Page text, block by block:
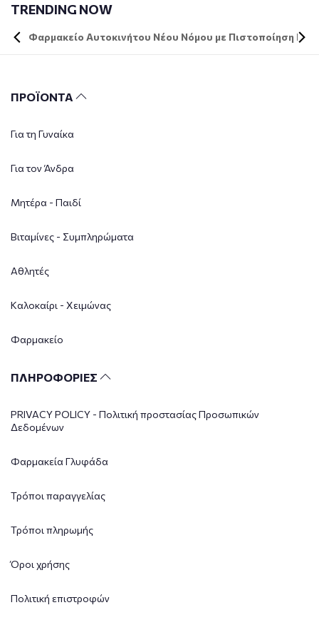
TRENDING NOW
Φαρμακείο Αυτοκινήτου Νέου Νόμου με Πιστοποίηση DIN
ΠΡΟΪΟΝΤΑ
Για τη Γυναίκα
Για τον Άνδρα
Μητέρα - Παιδί
Βιταμίνες - Συμπληρώματα
Αθλητές
Καλοκαίρι - Χειμώνας
Φαρμακείο
ΠΛΗΡΟΦΟΡΙΕΣ
PRIVACY POLICY - Πολιτική προστασίας Προσωπικών
Δεδομένων
Φαρμακεία Γλυφάδα
Τρόποι παραγγελίας
Τρόποι πληρωμής
Όροι χρήσης
Πολιτική επιστροφών